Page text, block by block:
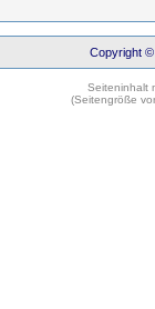
Copyright ©
Seiteninhalt
(Seitengröße